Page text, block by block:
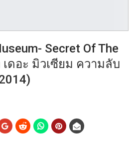
Secret Of The
ดอะ มิวเซียม ความลับ